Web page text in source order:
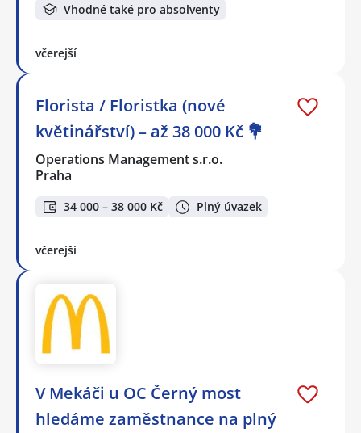
Vhodné také pro absolventy
včerejší
Florista / Floristka (nové
květinářství) – až 38 000 Kč 💐
Operations Management s.r.o.
Praha
34 000 – 38 000 Kč Plný úvazek
včerejší
V Mekáči u OC Černý most
hledáme zaměstnance na plný